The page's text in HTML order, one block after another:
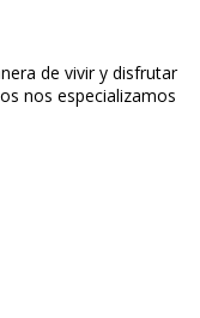
de vivir y disfrutar
nos especializamos